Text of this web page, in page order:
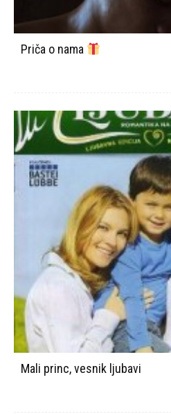
Priča o nama
Mali princ, vesnik ljubavi